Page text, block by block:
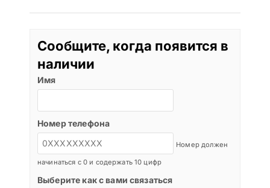
Сообщите, когда появится в
наличии
Имя
Номер телефона
Номер должен
начинаться с 0 и содержать 10 цифр
Выберите как с вами связаться